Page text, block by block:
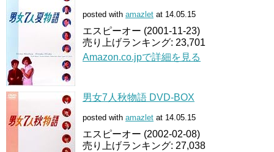
posted with amazlet at 14.05.15
エスピーオー (2001-11-23)
売り上げランキング: 23,701
Amazon.co.jpで詳細を見る
男女7人秋物語 DVD-BOX
posted with amazlet at 14.05.15
エスピーオー (2002-02-08)
売り上げランキング: 27,038